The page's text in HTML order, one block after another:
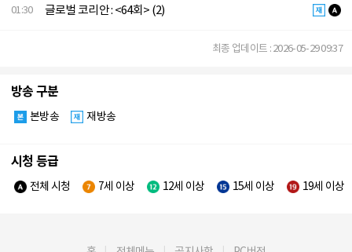
01:30 글로벌 코리안 : <64회> (2)
최종 업데이트 : 2026-05-29 09:37
방송 구분
본방송 재방송
시청 등급
전체 시청 7세 이상 12세 이상 15세 이상 19세 이상